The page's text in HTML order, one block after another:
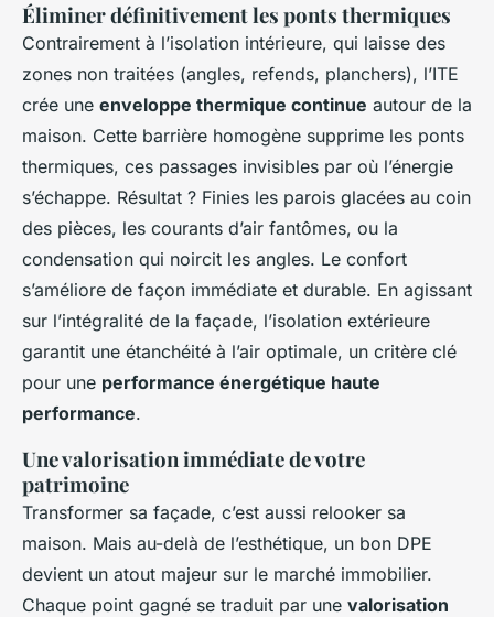
Éliminer définitivement les ponts thermiques
Contrairement à l’isolation intérieure, qui laisse des
zones non traitées (angles, refends, planchers), l’ITE
crée une enveloppe thermique continue autour de la
maison. Cette barrière homogène supprime les ponts
thermiques, ces passages invisibles par où l’énergie
s’échappe. Résultat ? Finies les parois glacées au coin
des pièces, les courants d’air fantômes, ou la
condensation qui noircit les angles. Le confort
s’améliore de façon immédiate et durable. En agissant
sur l’intégralité de la façade, l’isolation extérieure
garantit une étanchéité à l’air optimale, un critère clé
pour une performance énergétique haute
performance.
Une valorisation immédiate de votre
patrimoine
Transformer sa façade, c’est aussi relooker sa
maison. Mais au-delà de l’esthétique, un bon DPE
devient un atout majeur sur le marché immobilier.
Chaque point gagné se traduit par une valorisation